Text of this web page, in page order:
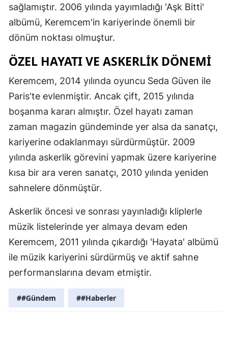
Muş
Nevşehir
Ordu
Sakarya
Samsun
Siirt
Sinop
Tekirdağ
Trabzon
sağlamıştır. 2006 yılında yayımladığı 'Aşk Bitti'
albümü, Keremcem'in kariyerinde önemli bir
dönüm noktası olmuştur.
ÖZEL HAYATI VE ASKERLIK DÖNEMI
Keremcem, 2014 yılında oyuncu Seda Güven ile
Paris'te evlenmiştir. Ancak çift, 2015 yılında
boşanma kararı almıştır. Özel hayatı zaman
zaman magazin gündeminde yer alsa da sanatçı,
kariyerine odaklanmayı sürdürmüştür. 2009
yılında askerlik görevini yapmak üzere kariyerine
kısa bir ara veren sanatçı, 2010 yılında yeniden
sahnelere dönmüştür.
Askerlik öncesi ve sonrası yayınladığı kliplerle
müzik listelerinde yer almaya devam eden
Keremcem, 2011 yılında çıkardığı 'Hayata' albümü
ile müzik kariyerini sürdürmüş ve aktif sahne
performanslarına devam etmiştir.
##Gündem ##Haberler